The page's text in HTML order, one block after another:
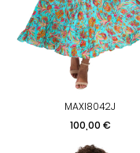
MAXI8042J
Prix
100,00 €